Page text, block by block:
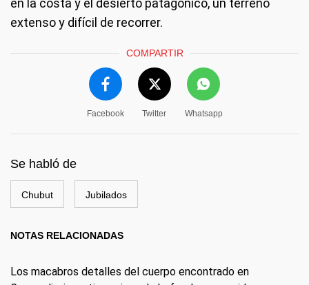
en la costa y el desierto patagónico, un terreno
extenso y difícil de recorrer.
COMPARTIR
Facebook Twitter Whatsapp
Se habló de
Chubut Jubilados
NOTAS RELACIONADAS
Los macabros detalles del cuerpo encontrado en